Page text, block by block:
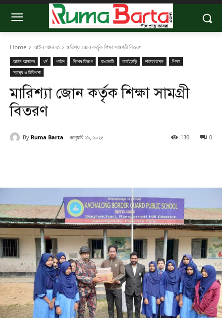
Home আইন আদালত মারিশ্যা জোন কর্তৃক শিক্ষা সামগ্রী বিতরণ
আইন আদালত ধর্ম পর্যটন বিশেষ বিভাগ রাঙামাটি বাঘাইছড়ি লাইফডেস্ক
শিক্ষা
স্বাস্থ্য ও চিকিৎসা
মারিশ্যা জোন কর্তৃক শিক্ষা সামগ্রী
বিতরণ
By Ruma Barta জানুয়ারি ২৯, ২০২৫ 0
130